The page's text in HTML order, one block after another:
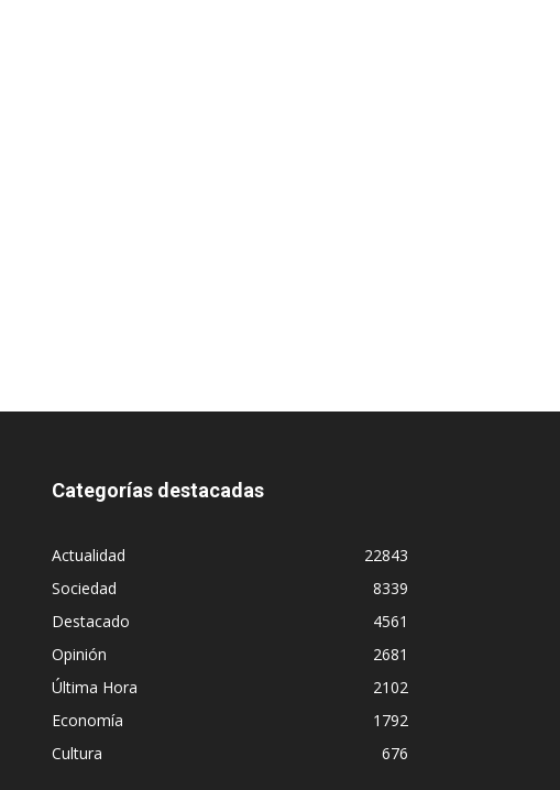
Categorías destacadas
Actualidad
22843
Sociedad
8339
Destacado
4561
Opinión
2681
Última Hora
2102
Economía
1792
Cultura
676